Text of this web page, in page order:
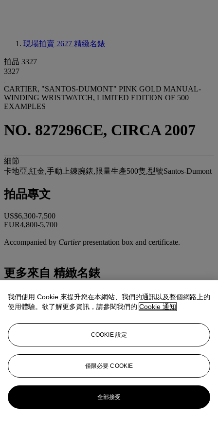
現場拍賣 2627 精緻名錶
拍品 3327
3327
CARTIER, "SANTOS-DUMONT" PINK GOLD MANUAL-
WINDING WRISTWATCH, LIMITED EDITION OF 500
EXAMPLES
NO. 827296CE, CIRCA 2007
細節
卡地亞,紅金,手動上鍊腕錶,限量生產500隻,型號Santos-Dumont
拍品專文
US$6,300-7,500
EUR4,800-5,700
Accompanied by Cartierpresentation box and certificate.
更多來自 精緻名錶
查看全部
查看全部
我們使用 Cookie 來提升您在本網站、我們的通訊以及整個網路上的
使用體驗。欲了解更多資訊，請參閱我們的 Cookie 通知
COOKIE 設定
僅限必要 COOKIE
全部接受